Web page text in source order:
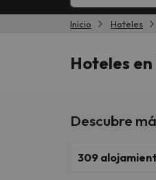
¡Vaya! No
Inicio Hoteles
Hoteles
Descubre
309